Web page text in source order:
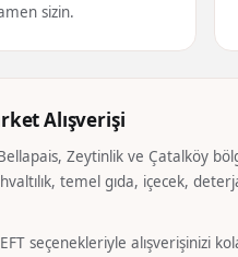
sizin.
Alışverişi
Zeytinlik ve Çatalköy
temel gıda, içecek,
seçenekleriyle alışverişinizi